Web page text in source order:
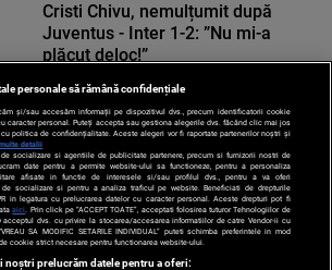
Cristi Chivu, nemulțumit după
Juventus - Inter 1-2: ”Nu mi-a
plăcut deloc!”
personale să rămână confidențiale
și/sau accesăm informații pe dispozitivul dvs., precum identificatorii cookie
caracter personal. Puteți accepta sau gestiona alegerile dvs. făcând clic mai jos
politica de confidențialitate. Aceste alegeri vor fi raportate partenerilor noștri și
detalii
socializare si agentiile de publicitate partenere, precum si furnizorii nostri de
date pentru a permite website-ului sa functioneze, pentru a personaliza
afisate in functie de interesele si/sau profilul dvs., pentru a va oferi
de socializare si pentru a analiza traficul pe website. Beneficiati de drepturile
in legatura cu prelucrarea datelor cu caracter personal. Aceste drepturi pot fi
aici . Prin click pe “ACCEPT TOATE”, acceptati folosirea tuturor Tehnologiilor de
dvs. cu privire la stocarea/accesarea informatiilor de catre Vendor-ii cu
SA MODIFIC SETARILE INDIVIDUAL” puteti schimba preferintele in mod
cookie strict necesare pentru functionarea website-ului.
noștri prelucrăm datele pentru a oferi: